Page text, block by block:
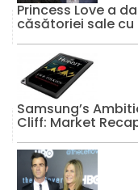
Princess Love a
căsătoriei sale cu
Samsung’s
Cliff: Market